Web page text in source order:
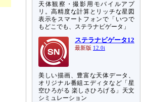
天体観察・撮影用モバイルアプ
リ。高精度な計算とリッチな星図
表示をスマートフォンで「いつで
もどこでも、ステラナビゲータ」
ステラナビゲータ12
最新版 12.0i
美しい描画、豊富な天体データ、
オリジナル番組エディタなど「星
空ひろがる 楽しさひろげる」天文
シミュレーション